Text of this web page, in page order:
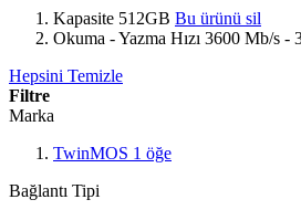
Kapasite 512GB Bu ürünü sil
Okuma - Yazma Hızı 3600 Mb/s -
Hepsini Temizle
Filtre
Marka
TwinMOS 1 öğe
Bağlantı Tipi